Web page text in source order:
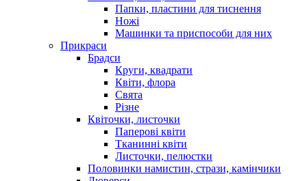
Папки, пластини для тиснення
Ножі
Машинки та приспособи для них
Прикраси
Брадси
Круги, квадрати
Квіти, флора
Свята
Різне
Квіточки, листочки
Паперові квіти
Тканинні квіти
Листочки, пелюстки
Половинки намистин, стрази, камінчики